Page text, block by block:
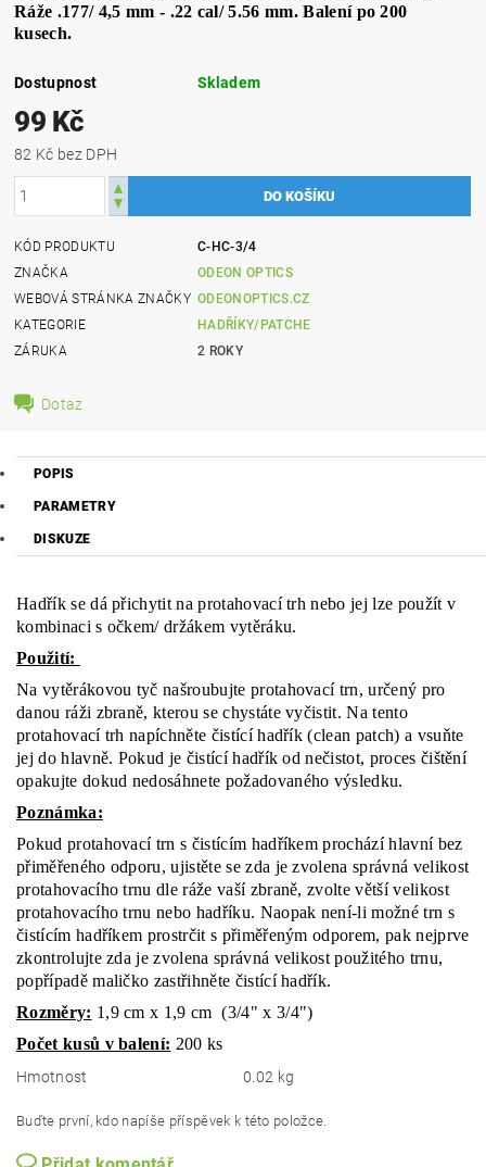
Ráže .177/ 4,5 mm - .22 cal/ 5.56 mm. Balení po 200
kusech.
Dostupnost Skladem
99 Kč
82 Kč bez DPH
KÓD PRODUKTU
C-HC-3/4
ZNAČKA
ODEON OPTICS
WEBOVÁ STRÁNKA ZNAČKY ODEONOPTICS.CZ
KATEGORIE
HADŘÍKY/PATCHE
ZÁRUKA
2 ROKY
Dotaz
POPIS
PARAMETRY
DISKUZE
Hadřík se dá přichytit na protahovací trh nebo jej lze použít v
kombinaci s očkem/ držákem vytěráku.
Použití:
Na vytěrákovou tyč našroubujte protahovací trn, určený pro
danou ráži zbraně, kterou se chystáte vyčistit. Na tento
protahovací trh napíchněte čistící hadřík (clean patch) a vsuňte
jej do hlavně. Pokud je čistící hadřík od nečistot, proces čištění
opakujte dokud nedosáhnete požadovaného výsledku.
Poznámka:
Pokud protahovací trn s čistícím hadříkem prochází hlavní bez
přiměřeného odporu, ujistěte se zda je zvolena správná velikost
protahovacího trnu dle ráže vaší zbraně, zvolte větší velikost
protahovacího trnu nebo hadříku. Naopak není-li možné trn s
čistícím hadříkem prostrčit s přiměřeným odporem, pak nejprve
zkontrolujte zda je zvolena správná velikost použitého trnu,
popřípadě maličko zastřihněte čistící hadřík.
Rozměry: 1,9 cm x 1,9 cm (3/4" x 3/4")
Počet kusů v balení: 200 ks
Hmotnost 0.02 kg
Buďte první, kdo napíše příspěvek k této položce.